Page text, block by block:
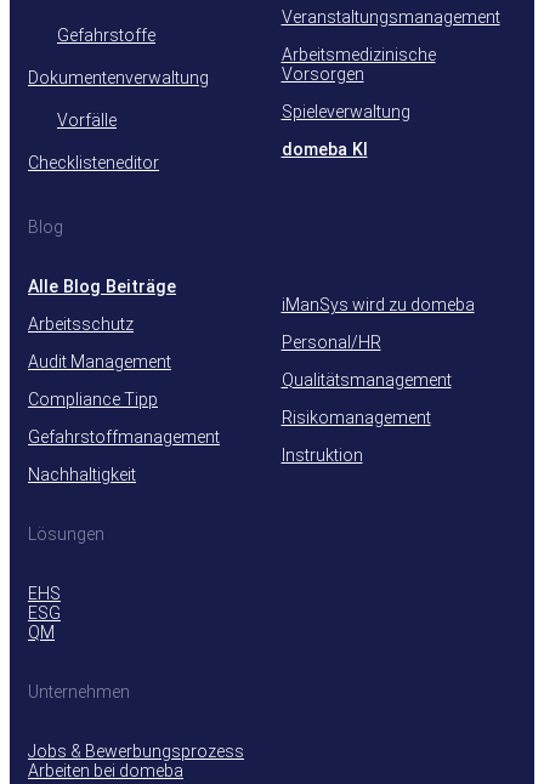
Gefahrstoffe
Dokumentenverwaltung
Vorfälle
Checklisteneditor
Veranstaltungsmanagement
Arbeitsmedizinische
Vorsorgen
Spieleverwaltung
domeba KI
Blog
Alle Blog Beiträge
Arbeitsschutz
Audit Management
Compliance Tipp
Gefahrstoffmanagement
Nachhaltigkeit
iManSys wird zu domeba
Personal/HR
Qualitätsmanagement
Risikomanagement
Instruktion
Lösungen
EHS
ESG
QM
Unternehmen
Jobs & Bewerbungsprozess
Arbeiten bei domeba